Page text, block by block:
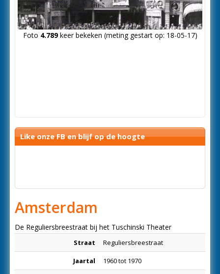
Foto 4.789keer bekeken (meting gestart op: 18-05-17)
Like onze FB en blijf op de hoogte
Amsterdam
De Reguliersbreestraat bij het Tuschinski Theater
Straat Reguliersbreestraat
Jaartal 1960 tot 1970